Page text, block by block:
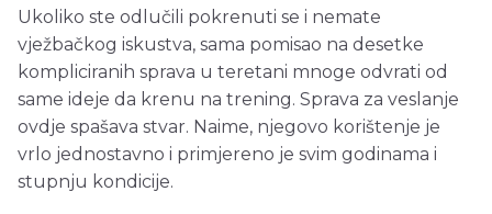
Ukoliko ste odlučili pokrenuti se i nemate
vježbačkog iskustva, sama pomisao na desetke
kompliciranih sprava u teretani mnoge odvrati od
same ideje da krenu na trening. Sprava za veslanje
ovdje spašava stvar. Naime, njegovo korištenje je
vrlo jednostavno i primjereno je svim godinama i
stupnju kondicije.